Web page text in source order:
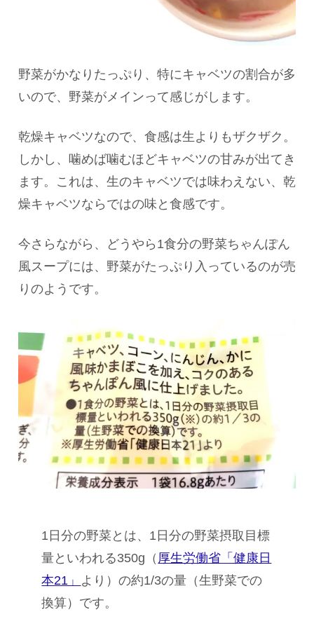
野菜がかなりたっぷり、特にキャベツの割合が多
いので、野菜がメインって感じがします。
乾燥キャベツなので、食感は生よりもザクザク。
しかし、噛めば噛むほどキャベツの甘みが出てき
ます。これは、生のキャベツでは味わえない、乾
燥キャベツならではの味と食感です。
今さらながら、どうやら1食分の野菜ちゃんぽん
風スープには、野菜がたっぷり入っているのが売
りのようです。
1日分の野菜とは、1日分の野菜摂取目標
量といわれる350g（ 厚生労働省「健康日
本21」 より）の約1/3の量（生野菜での
換算）です。